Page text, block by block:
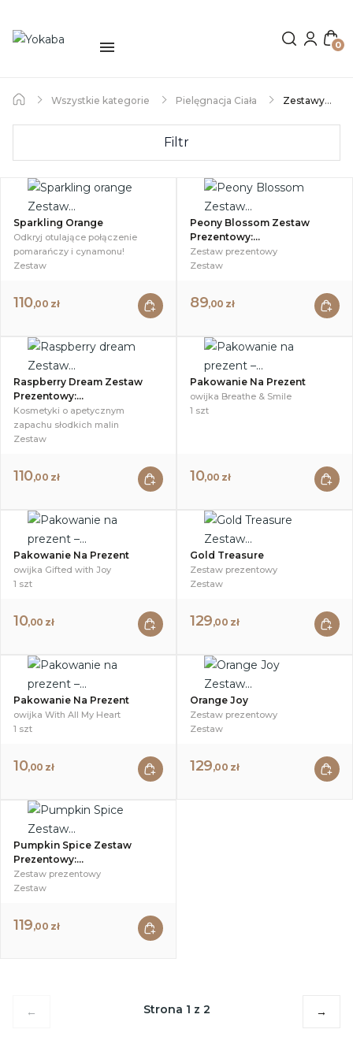
0
Wszystkie kategorie Pielęgnacja Ciała Zestawy
Filtr
Sparkling Orange
Odkryj otulające połączenie
pomarańczy i cynamonu!
Zestaw
110,00 zł
Peony Blossom Zestaw
Prezentowy:...
Zestaw prezentowy
Zestaw
89,00 zł
Raspberry Dream Zestaw
Prezentowy:...
Kosmetyki o apetycznym
zapachu słodkich malin
Zestaw
110,00 zł
Pakowanie Na Prezent
owijka Breathe & Smile
1 szt
10,00 zł
Pakowanie Na Prezent
owijka Gifted with Joy
1 szt
10,00 zł
Gold Treasure
Zestaw prezentowy
Zestaw
129,00 zł
Pakowanie Na Prezent
owijka With All My Heart
1 szt
10,00 zł
Orange Joy
Zestaw prezentowy
Zestaw
129,00 zł
Pumpkin Spice Zestaw
Prezentowy:...
Zestaw prezentowy
Zestaw
119,00 zł
← Strona 1 z 2 →